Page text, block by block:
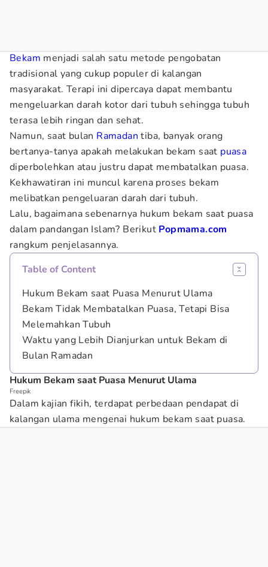
Bekam menjadi salah satu metode pengobatan
tradisional yang cukup populer di kalangan
masyarakat. Terapi ini dipercaya dapat membantu
mengeluarkan darah kotor dari tubuh sehingga tubuh
terasa lebih ringan dan sehat.
Namun, saat bulan Ramadan tiba, banyak orang
bertanya-tanya apakah melakukan bekam saat puasa
diperbolehkan atau justru dapat membatalkan puasa.
Kekhawatiran ini muncul karena proses bekam
melibatkan pengeluaran darah dari tubuh.
Lalu, bagaimana sebenarnya hukum bekam saat puasa
dalam pandangan Islam? Berikut Popmama.com
rangkum penjelasannya.
Table of Content
Hukum Bekam saat Puasa Menurut Ulama
Bekam Tidak Membatalkan Puasa, Tetapi Bisa
Melemahkan Tubuh
Waktu yang Lebih Dianjurkan untuk Bekam di
Bulan Ramadan
Hukum Bekam saat Puasa Menurut Ulama
Freepik
Dalam kajian fikih, terdapat perbedaan pendapat di
kalangan ulama mengenai hukum bekam saat puasa.